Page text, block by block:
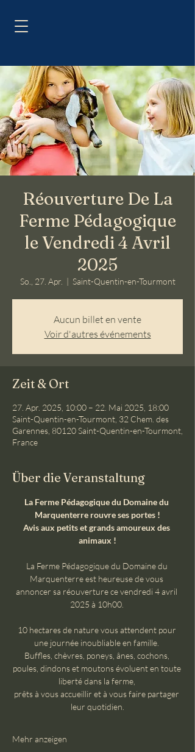
Réouverture De La
Ferme Pédagogique
le Vendredi 4 Avril
2025
So., 27. Apr.
  |
Saint-Quentin-en-Tourmont
Aucun billet en vente
Voir d'autres événements
Zeit & Ort
27. Apr. 2025, 10:00 – 22. Mai 2025, 18:00
Saint-Quentin-en-Tourmont, 32 Chem. des
Garennes, 80120 Saint-Quentin-en-Tourmont,
France
Über die Veranstaltung
La Ferme Pédagogique du Domaine du
Marquenterre rouvre ses portes !
Avis aux petits et grands amoureux des
animaux !
La Ferme Pédagogique du Domaine du
Marquenterre est heureuse de vous
annoncer sa réouverture ce vendredi 4 avril
2025 à 10h00.
10 hectares de nature vous attendent pour
une journée inoubliable en famille.
Buffles, chèvres, poneys, ânes, cochons,
poules, dindons et moutons évoluent en toute
liberté dans la ferme,
prêts à vous accueillir et à vous faire partager
leur quotidien.
Mehr anzeigen